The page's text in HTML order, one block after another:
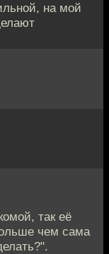
на мой
так её
чем сама